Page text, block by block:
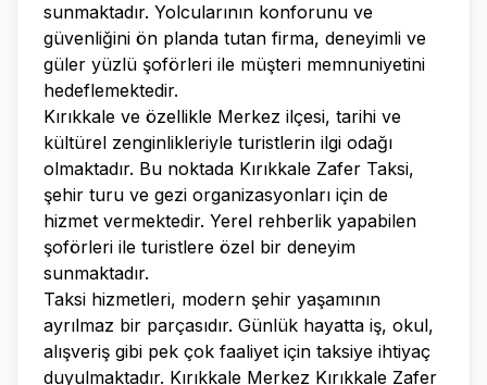
sunmaktadır. Yolcularının konforunu ve
güvenliğini ön planda tutan firma, deneyimli ve
güler yüzlü şoförleri ile müşteri memnuniyetini
hedeflemektedir.
Kırıkkale ve özellikle Merkez ilçesi, tarihi ve
kültürel zenginlikleriyle turistlerin ilgi odağı
olmaktadır. Bu noktada Kırıkkale Zafer Taksi,
şehir turu ve gezi organizasyonları için de
hizmet vermektedir. Yerel rehberlik yapabilen
şoförleri ile turistlere özel bir deneyim
sunmaktadır.
Taksi hizmetleri, modern şehir yaşamının
ayrılmaz bir parçasıdır. Günlük hayatta iş, okul,
alışveriş gibi pek çok faaliyet için taksiye ihtiyaç
duyulmaktadır. Kırıkkale Merkez Kırıkkale Zafer